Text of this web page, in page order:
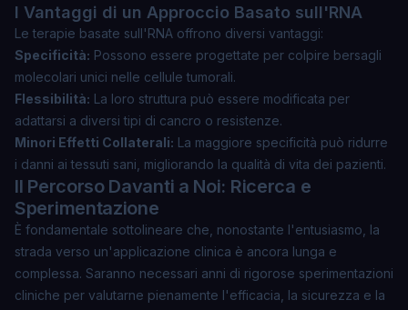
I Vantaggi di un Approccio Basato sull'RNA
Le terapie basate sull'RNA offrono diversi vantaggi:
Specificità: Possono essere progettate per colpire bersagli
molecolari unici nelle cellule tumorali.
Flessibilità: La loro struttura può essere modificata per
adattarsi a diversi tipi di cancro o resistenze.
Minori Effetti Collaterali: La maggiore specificità può ridurre
i danni ai tessuti sani, migliorando la qualità di vita dei pazienti.
Il Percorso Davanti a Noi: Ricerca e
Sperimentazione
È fondamentale sottolineare che, nonostante l'entusiasmo, la
strada verso un'applicazione clinica è ancora lunga e
complessa. Saranno necessari anni di rigorose sperimentazioni
cliniche per valutarne pienamente l'efficacia, la sicurezza e la